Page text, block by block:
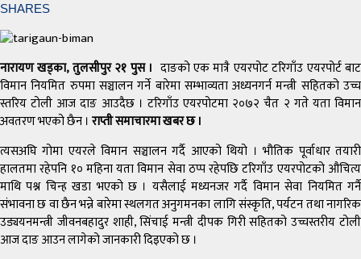
SHARES
नारायण खड्का, तुलसीपुर २१ पुस । दाङको एक मात्रै एयरपोट टरिगाँउ एयरपोर्ट बाट
विमान नियमित रुपमा सञ्चालन गर्ने बारेमा सम्भाव्यता अध्यनगर्न मन्त्री सहितको उच्च
स्तरिय टोली आज दाङ आउदैछ । टरिगाँउ एयरपोटमा २०७२ चैत २ गते यता विमान
अवतरण भएको छैन । राप्ती समाचारमा खबर छ ।
त्यसअघि गोमा एयरले विमान सञ्चालन गर्दै आएको थियो । भौतिक पूर्वाधार तयारी
हालतमा रहेपनि १० महिना यता विमान सेवा ठप्प रहेपछि टरिगाँउ एयरपोटको औचित्य
माथि पश्न चिन्ह खडा भएको छ । यसैलाई मध्यनजर गर्दै विमान सेवा नियमित गर्नै
संभावना छ वा छैन भन्ने बारेमा स्थलगत अनुगमनका लागि संस्कृति, पर्यटन तथा नागरिक
उड्ययनमन्त्री जीवनबहादुर शाही, सिंचाई मन्त्री दीपक गिरी सहितको उच्चस्तरीय टोली
आज दाङ आउन लागेको जानकारी दिइएको छ ।